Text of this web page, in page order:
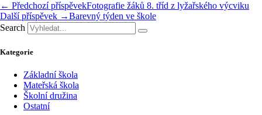
← Předchozí příspěvekFotografie žáků 8. tříd z lyžařského výcviku
Další příspěvek →Barevný týden ve škole
Search
Kategorie
Základní škola
Mateřská škola
Školní družina
Ostatní